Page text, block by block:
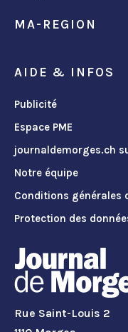
MA-REGION
AIDE & INFOS
Publicité
Espace PME
journaldemorges.ch
Notre équipe
Conditions générales
Protection des
Rue Saint-Louis 2